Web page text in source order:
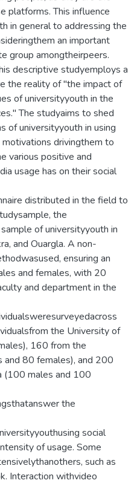
platforms. This influence
in general to addressing the
an important
group amongtheirpeers.
descriptive studyemploys a
the reality of "the impact of
of universityyouth in the
The studyaims to shed
of universityyouth in using
drivingthem to
various positive and
usage has on their social
distributed in the field to
the
of universityyouth in
and Ouargla. A non-
ensuring an
and females, with 20
and department in the
the University of
160 from the
and 80 females), and 200
(100 males and 100
the
social
of usage. Some
such as
Interaction withvideo